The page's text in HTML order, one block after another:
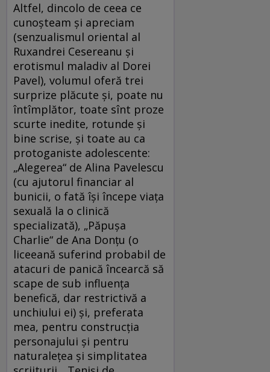
Altfel, dincolo de ceea ce
cunoşteam şi apreciam
(senzualismul oriental al
Ruxandrei Cesereanu şi
erotismul maladiv al Dorei
Pavel), volumul oferă trei
surprize plăcute şi, poate nu
întîmplător, toate sînt proze
scurte inedite, rotunde şi
bine scrise, şi toate au ca
protoganiste adolescente:
„Alegerea“ de Alina Pavelescu
(cu ajutorul financiar al
bunicii, o fată îşi începe viaţa
sexuală la o clinică
specializată), „Păpuşa
Charlie“ de Ana Donţu (o
liceeană suferind probabil de
atacuri de panică încearcă să
scape de sub influenţa
benefică, dar restrictivă a
unchiului ei) şi, preferata
mea, pentru construcţia
personajului şi pentru
naturaleţea şi simplitatea